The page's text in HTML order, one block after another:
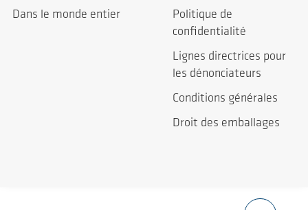
Dans le monde entier
Politique de
confidentialité
Lignes directrices pour
les dénonciateurs
Conditions générales
Droit des emballages